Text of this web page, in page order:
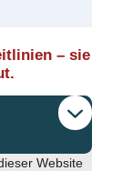
– sie
Website